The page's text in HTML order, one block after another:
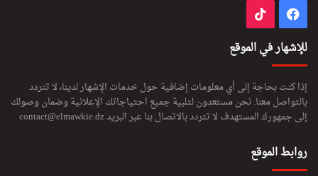
فيسبوك
للإشهار في الموقع
إذا كنت بحاجة إلى أي معلومات إضافية حول خدمات الإشهار لدينا، لا تتردد
بالتواصل معنا. نحن مستعدون لتلبية جميع احتياجاتك الإعلانية وضمان وصولك
إلى جمهورك المستهدف لا تتردد بالاتصال بنا عبر البريدcontact@elmawkie.dz
روابط الموقع